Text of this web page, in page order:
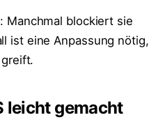
Manchmal blockiert sie
ist eine Anpassung nötig,
leicht gemacht